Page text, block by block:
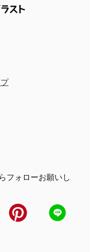
フォローお願いし